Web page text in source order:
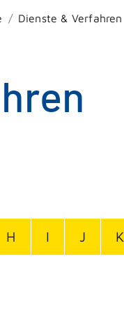
Dienste & Verfahren
H I J K